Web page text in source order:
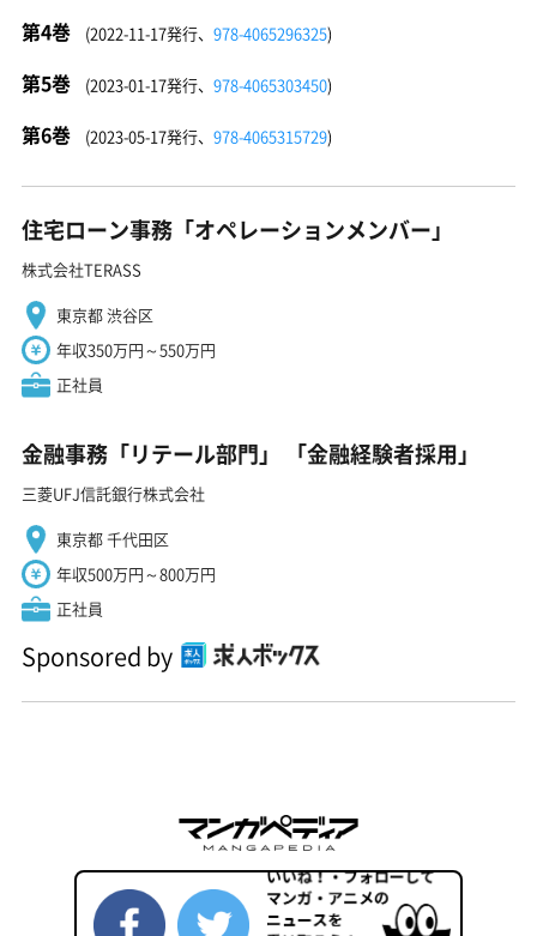
第4巻 (2022-11-17発行、 978-4065296325)
第5巻 (2023-01-17発行、 978-4065303450)
第6巻 (2023-05-17発行、 978-4065315729)
住宅ローン事務「オペレーションメンバー」
株式会社TERASS
東京都 渋谷区
年収350万円～550万円
正社員
金融事務「リテール部門」 「金融経験者採用」
三菱UFJ信託銀行株式会社
東京都 千代田区
年収500万円～800万円
正社員
Sponsored by